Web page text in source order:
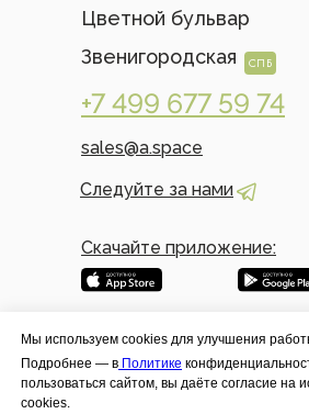
sales@a.space
Цветной бульвар
Звенигородская
Следуйте за нами
Скачайте приложение:
+7 499 677 59 74
СПБ
Мы используем cookies для улучшения
Подробнее — в Политике
пользоваться сайтом, вы даёте согласие на
cookies.